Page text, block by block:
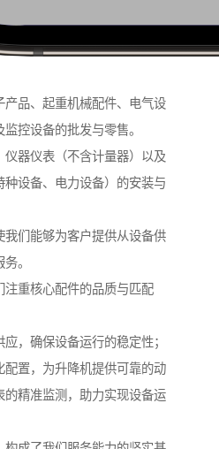
品、起重机械配件、电气设
控设备的批发与零售。
仪器仪表（不含计量器）以及
种设备、电力设备）的安装与
们能够为客户提供从设备供
。
重核心配件的品质与匹配
，确保设备运行的稳定性；
配置，为升降机提供可靠的动
的精准监测，助力实现设备运